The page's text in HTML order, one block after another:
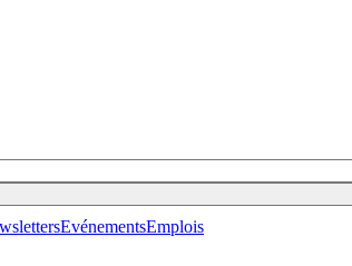
EvénementsEmplois